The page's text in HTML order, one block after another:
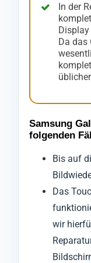
In der
Da das
Samsung
folgenden
Bis auf
Das
wir